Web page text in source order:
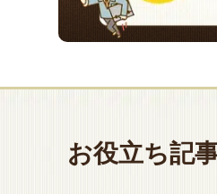
お役立ち記